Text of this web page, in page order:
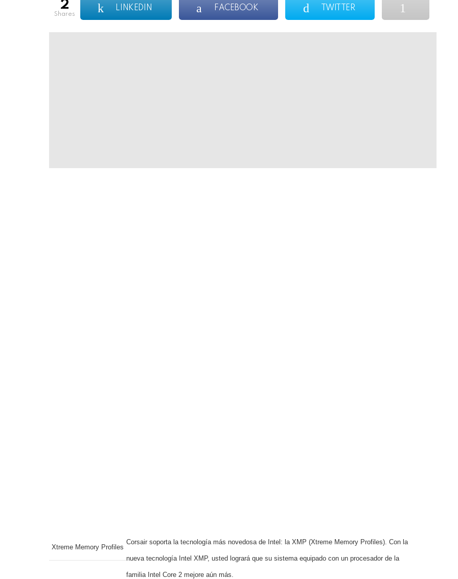
2
shares
LINKEDIN FACEBOOK TWITTER
Xtreme Memory Profiles
Corsair soporta la tecnología más novedosa de Intel: la XMP (Xtreme Memory Profiles). Con la
nueva tecnología Intel XMP, usted logrará que su sistema equipado con un procesador de la
familia Intel Core 2 mejore aún más.